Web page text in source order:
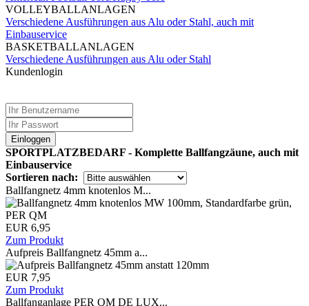
VOLLEYBALLANLAGEN
Verschiedene Ausführungen aus Alu oder Stahl, auch mit
Einbauservice
BASKETBALLANLAGEN
Verschiedene Ausführungen aus Alu oder Stahl
Kundenlogin
Einloggen
SPORTPLATZBEDARF - Komplette Ballfangzäune, auch mit
Einbauservice
Sortieren nach:
Ballfangnetz 4mm knotenlos M...
EUR 6,95
Zum Produkt
Aufpreis Ballfangnetz 45mm a...
EUR 7,95
Zum Produkt
Ballfanganlage PER QM DE LUX...